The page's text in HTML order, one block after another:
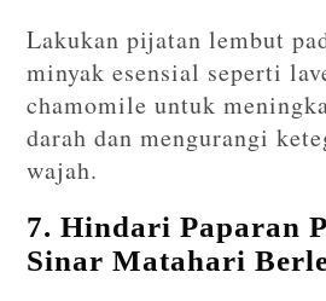
Lakukan pijatan lembut
minyak esensial seperti
chamomile untuk
darah dan mengurangi
wajah.
7. Hindari Paparan
Sinar Matahari